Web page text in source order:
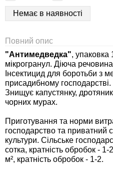
Немає в наявності
Повний опис
"Антимедведка", упаковка
мікрогранул. Діюча
Інсектицид для боротьби з
присадибному господарстві.
Знищує капустянку,
чорних мурах.
Приготування та норми
господарство та приватний
культури. Сільське
сотка, кратність обробок -
м², кратність обробок - 1-2.
Семена салата
Семена свеклы
Семена сельдерея
Семена сидератов
Семена табака
Удобрения «Чистый лист»
Удобрения «Чистый лист»
Средства защиты от
клопов, блох, домашних и
Средства защиты от
клещей, ос, мошек, слепней
Средства защиты от мух
Средства защиты от моли